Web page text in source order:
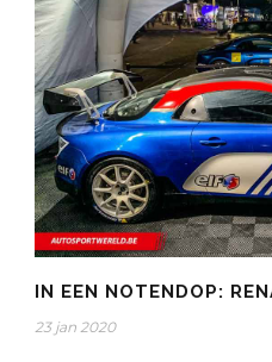
IN EEN NOTENDOP:
23 jan 2020